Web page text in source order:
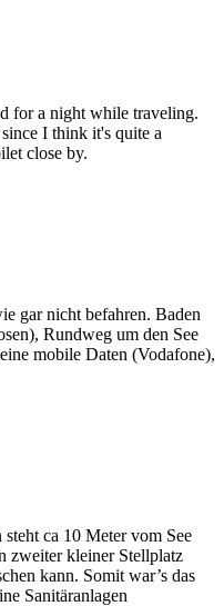
for a night while traveling.
I think it's quite a
close by.
gar nicht befahren. Baden
Rundweg um den See
mobile Daten (Vodafone),
ca 10 Meter vom See
zweiter kleiner Stellplatz
kann. Somit war’s das
Sanitäranlagen